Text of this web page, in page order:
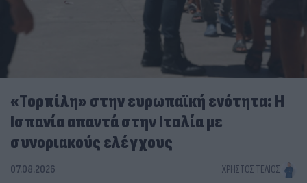
«Τορπίλη» στην ευρωπαϊκή ενότητα: Η
Ισπανία απαντά στην Ιταλία με
συνοριακούς ελέγχους
07.08.2026 ΧΡΉΣΤΟΣ ΤΈΛΙΟΣ